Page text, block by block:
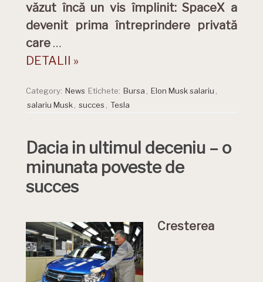
văzut încă un vis împlinit: SpaceX a
devenit prima întreprindere privată
care …
DETALII »
Category: News Etichete: Bursa Elon Musk salariu
salariu Musk
succes Tesla
Dacia in ultimul deceniu – o
minunata poveste de
succes
Cresterea